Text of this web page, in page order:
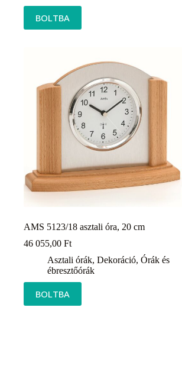
BOLTBA
AMS 5123/18 asztali óra, 20 cm
46 055,00 Ft
Asztali órák, Dekoráció, Órák és
ébresztőórák
BOLTBA